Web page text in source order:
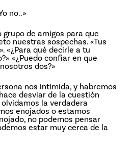
no..»
de amigos para que
nuestras sospechas. «Tus
«¿Para qué decirle a tu
«¿Puedo confiar en que
dos?»
nos intimida, y habremos
desviar de la cuestión
la verdadera
enojados o estamos
no podemos pensar
estar muy cerca de la